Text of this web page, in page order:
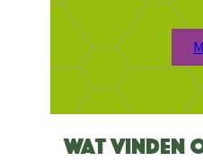
Wat vinden